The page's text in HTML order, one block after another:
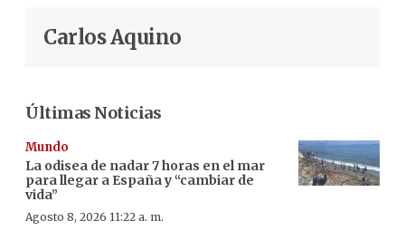
Carlos Aquino
Últimas Noticias
Mundo
La odisea de nadar 7 horas en el mar
para llegar a España y “cambiar de
vida”
Agosto 8, 2026 11:22 a. m.